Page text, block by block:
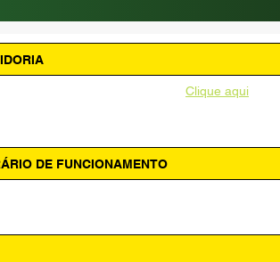
Clique aqui
DE FUNCIONAMENTO